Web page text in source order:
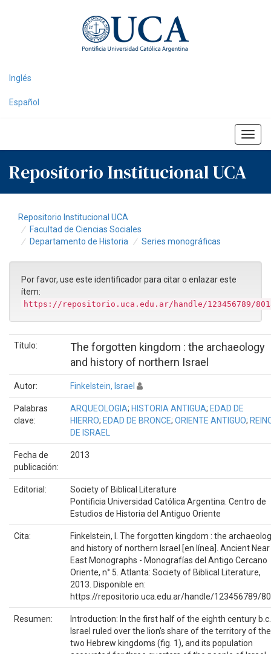
Inglés
Español
Repositorio Institucional UCA
Repositorio Institucional UCA
Facultad de Ciencias Sociales
Departamento de Historia
Series monográficas
Por favor, use este identificador para citar o enlazar este
ítem:
https://repositorio.uca.edu.ar/handle/123456789/
Título:
The forgotten kingdom : the archaeology
and history of northern Israel
Autor: Finkelstein, Israel
Palabras
clave:
ARQUEOLOGIA; HISTORIA ANTIGUA; EDAD DE
HIERRO; EDAD DE BRONCE; ORIENTE ANTIGUO;
DE ISRAEL
Fecha de
publicación:
2013
Editorial:
Society of Biblical Literature
Pontificia Universidad Católica Argentina. Centro de
Estudios de Historia del Antiguo Oriente
Cita:
Finkelstein, I. The forgotten kingdom : the
and history of northern Israel [en línea]. Ancient Near
East Monographs - Monografías del Antigo Cercano
Oriente, n° 5. Atlanta: Society of Biblical Literature,
2013. Disponible en:
https://repositorio.uca.edu.ar/handle/123456789/
Resumen:
Introduction: In the first half of the eighth century
Israel ruled over the lion’s share of the territory of the
two Hebrew kingdoms (fig. 1), and its population